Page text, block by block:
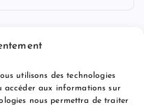
utilisons des technologies
accéder aux informations sur
nous permettra de traiter